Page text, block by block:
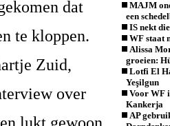
dat
te kloppen.
Zuid,
over
MAJM
een
IS nekt
WF staat
Alissa
groeien:
Lotfi El
Yeşilgun
Voor WF
Kankerja
AP